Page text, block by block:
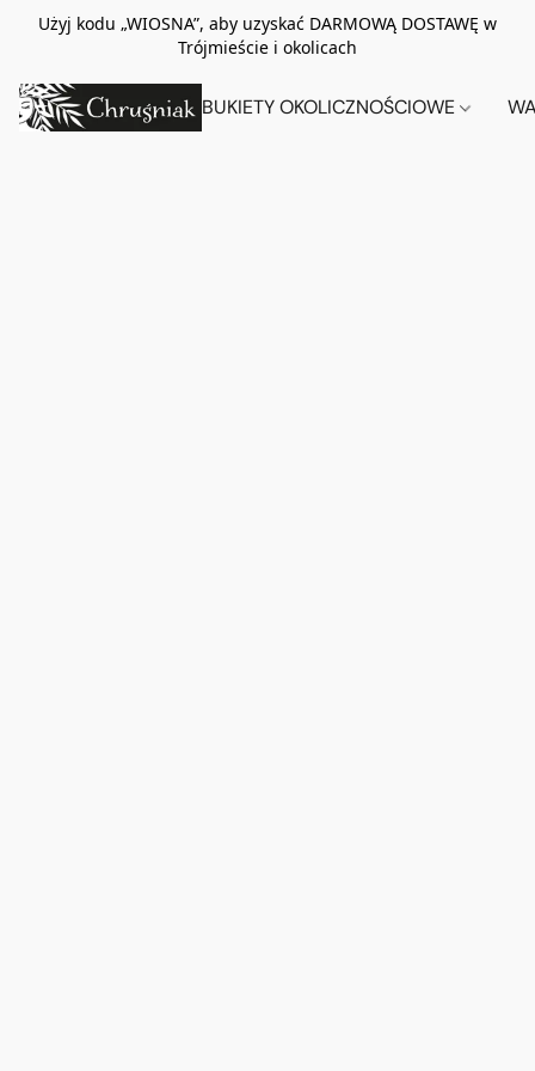
Użyj kodu „WIOSNA”, aby uzyskać DARMOWĄ DOSTAWĘ w
Trójmieście i okolicach
BUKIETY OKOLICZNOŚCIOWE